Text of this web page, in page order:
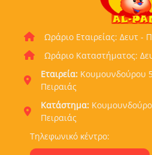
Ωράριο Εταιρείας: Δευτ -
Ωράριο Καταστήματος:
Εταιρεία: Κουμουνδούρου
Πειραιάς
Κατάστημα:
Πειραιάς
Τηλεφωνικό κέντρο: